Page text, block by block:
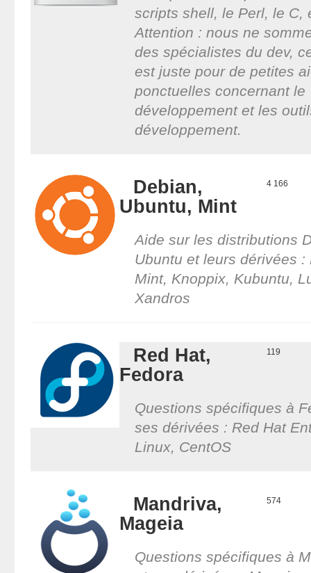
scripts shell, le Perl, le C,
Attention : nous ne
des spécialistes du dev,
est juste pour de petites
ponctuelles concernant le
développement et les
développement.
4 166
Debian,
Ubuntu, Mint
Aide sur les distributions
Ubuntu et leurs dérivées :
Mint, Knoppix, Kubuntu,
Xandros
119
Red Hat,
Fedora
Questions spécifiques à
ses dérivées : Red Hat
Linux, CentOS
574
Mandriva,
Mageia
Questions spécifiques à